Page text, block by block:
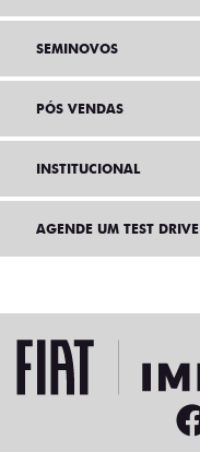
SEMINOVOS
PÓS VENDAS
INSTITUCIONAL
AGENDE UM TEST DRIVE